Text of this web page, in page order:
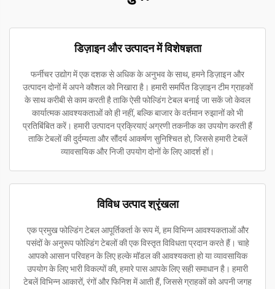
डिज़ाइन और उत्पादन में विशेषज्ञता
फर्नीचर उद्योग में एक दशक से अधिक के अनुभव के साथ, हमने डिज़ाइन और
उत्पादन दोनों में अपने कौशल को निखारा है। हमारी समर्पित डिज़ाइन टीम ग्राहकों
के साथ करीबी से काम करती है ताकि ऐसी फोल्डिंग टेबल बनाई जा सकें जो केवल
कार्यात्मक आवश्यकताओं को ही नहीं, बल्कि बाजार के वर्तमान रुझानों को भी
प्रतिबिंबित करें। हमारी उत्पादन प्रक्रियाएं अग्रणी तकनीक का उपयोग करती हैं
ताकि टेबलों की दुर्दम्यता और सौंदर्य आकर्षण सुनिश्चित हो, जिससे हमारी टेबलें
व्यावसायिक और निजी उपयोग दोनों के लिए आदर्श हों।
विविध उत्पाद श्रृंखला
एक प्रमुख फोल्डिंग टेबल आपूर्तिकर्ता के रूप में, हम विभिन्न आवश्यकताओं और
पसंदों के अनुरूप फोल्डिंग टेबलों की एक विस्तृत विविधता प्रदान करते हैं। चाहे
आपको आसान परिवहन के लिए हल्के मॉडल की आवश्यकता हो या व्यावसायिक
उपयोग के लिए भारी विकल्पों की, हमारे पास आपके लिए सही समाधान है। हमारी
टेबलें विभिन्न आकारों, रंगों और फिनिश में आती हैं, जिससे ग्राहकों को अपनी जगह